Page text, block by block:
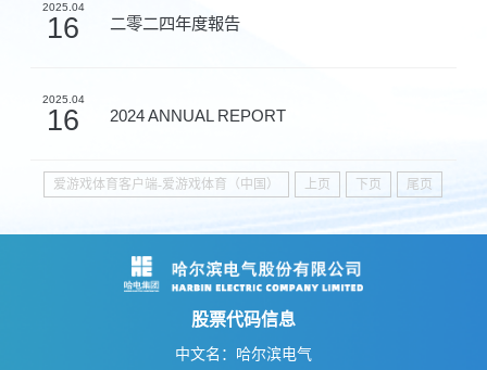
2025.04
16 二零二四年度報告
2025.04
16 2024 ANNUAL REPORT
爱游戏体育客户端-爱游戏体育（中国） 上页 下页 尾页
股票代码信息
中文名：哈尔滨电气